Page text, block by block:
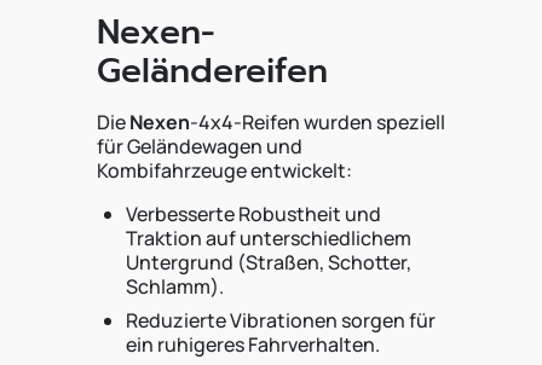
Nexen-
Geländereifen
DieNexen-4x4-Reifen wurden speziell
für Geländewagen und
Kombifahrzeuge entwickelt:
Verbesserte Robustheit und
Traktion auf unterschiedlichem
Untergrund (Straßen, Schotter,
Schlamm).
Reduzierte Vibrationen sorgen für
ein ruhigeres Fahrverhalten.